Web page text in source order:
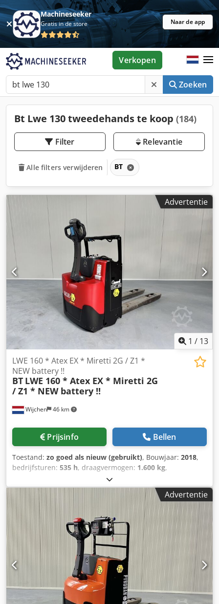
Machineseeker
Gratis in de store Naar de app
Zoeken
Verkopen
Bt Lwe 130 tweedehands te koop (184)
Filter Relevantie
Alle filters verwijderen BT
Advertentie
1 / 13
Wijchen 46 km
LWE 160 * Atex EX * Miretti 2G / Z1 *
NEW battery !!
BT LWE 160 * Atex EX * Miretti 2G
/ Z1 * NEW battery !!
Prijsinfo Bellen
Toestand: zo goed als nieuw (gebruikt), Bouwjaar: 2018,
bedrijfsturen: 535 h, draagvermogen: 1.600 kg,
, Manufacturer + model:BT LWE
160 * EX * Miretti 2G / Zone 1 * ID:26061.2030 Cat.:Used
Forks:1150 x 570 mm Capacity:1600 kg Year:2018 Hours:535
hours Capacity:Complete NEW * 24v / 225ah * Bj 04/2026
Cjdpfx Aezq Um Rogmsrf Options:* EX * MIRETTI E9098
Systeem / Certificate = AR 17 ATEX 016 Gasgroep = IIB Type
= Cat 2G ( toegestaan in ZONE 1 en 2 ) Tempklasse =
T4Eventueel uit te voeren met RAVAS weegsysteem !!!
Advertentie